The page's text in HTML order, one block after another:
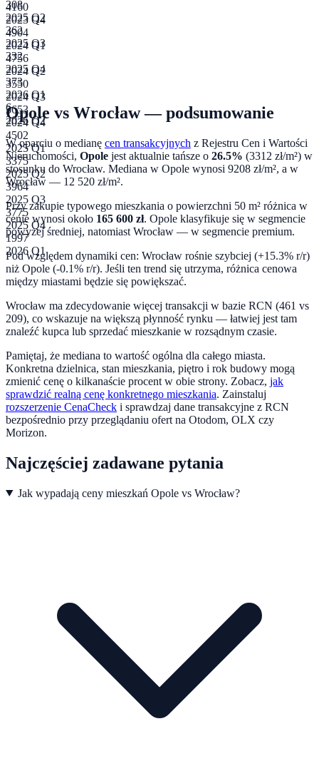
308
2025 Q2
362
2025 Q3
332
2025 Q4
373
2026 Q1
6
2026 Q2
4160
2023 Q4
4904
2024 Q1
4756
2024 Q2
3550
2024 Q3
3653
2024 Q4
4502
2025 Q1
3375
2025 Q2
3964
2025 Q3
3775
2025 Q4
1997
2026 Q1
Opole vs Wrocław— podsumowanie
W oparciu o medianę cen transakcyjnych z Rejestru Cen i Wartości
Nieruchomości, Opole jest aktualnie tańsze o 26.5% (3312 zł/m²) w
stosunku do Wrocław. Mediana w Opole wynosi 9208 zł/m², a w
Wrocław — 12 520 zł/m².
Przy zakupie typowego mieszkania o powierzchni 50 m² różnica w
cenie wynosi około 165 600 zł. Opole klasyfikuje się w segmencie
powyżej średniej, natomiast Wrocław — w segmencie premium.
Pod względem dynamiki cen: Wrocław rośnie szybciej (+15.3% r/r)
niż Opole (-0.1% r/r). Jeśli ten trend się utrzyma, różnica cenowa
między miastami będzie się powiększać.
Wrocław ma zdecydowanie więcej transakcji w bazie RCN (461 vs
209), co wskazuje na większą płynność rynku — łatwiej jest tam
znaleźć kupca lub sprzedać mieszkanie w rozsądnym czasie.
Pamiętaj, że mediana to wartość ogólna dla całego miasta.
Konkretna dzielnica, stan mieszkania, piętro i rok budowy mogą
zmienić cenę o kilkanaście procent w obie strony. Zobacz, jak
sprawdzić realną cenę konkretnego mieszkania. Zainstaluj
rozszerzenie CenaCheck i sprawdzaj dane transakcyjne z RCN
bezpośrednio przy przeglądaniu ofert na Otodom, OLX czy
Morizon.
Najczęściej zadawane pytania
Jak wypadają ceny mieszkań Opole vs Wrocław?